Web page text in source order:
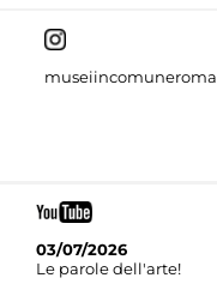
museiincomuneroma
03/07/2026
Le parole dell'arte!